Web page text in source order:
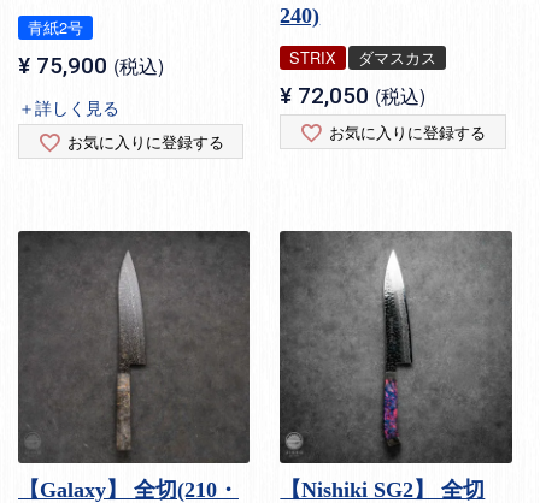
青紙2号
¥ 75,900 税込
＋詳しく見る
お気に入りに登録する
240)
STRIX ダマスカス
¥ 72,050 税込
お気に入りに登録する
【Galaxy】 全切(210・
【Nishiki SG2】 全切